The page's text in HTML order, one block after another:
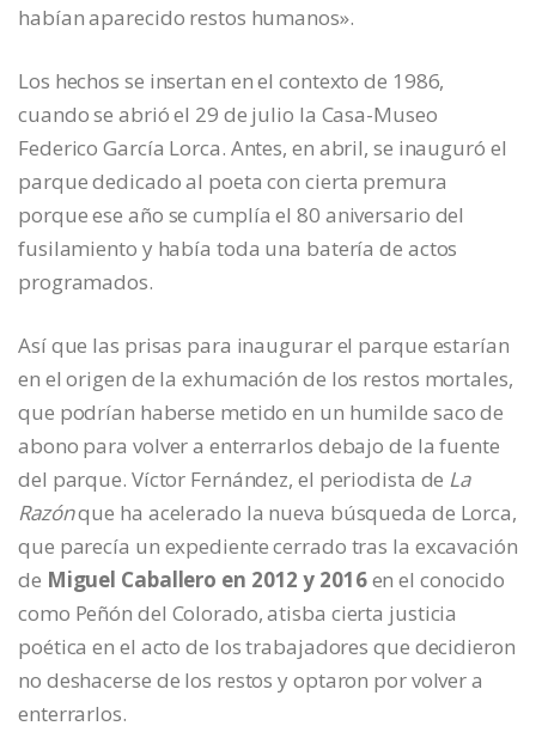
habían aparecido restos humanos».
Los hechos se insertan en el contexto de 1986,
cuando se abrió el 29 de julio la Casa-Museo
Federico García Lorca. Antes, en abril, se inauguró el
parque dedicado al poeta con cierta premura
porque ese año se cumplía el 80 aniversario del
fusilamiento y había toda una batería de actos
programados.
Así que las prisas para inaugurar el parque estarían
en el origen de la exhumación de los restos mortales,
que podrían haberse metido en un humilde saco de
abono para volver a enterrarlos debajo de la fuente
del parque. Víctor Fernández, el periodista de La
Razónque ha acelerado la nueva búsqueda de Lorca,
que parecía un expediente cerrado tras la excavación
de Miguel Caballero en 2012 y 2016en el conocido
como Peñón del Colorado, atisba cierta justicia
poética en el acto de los trabajadores que decidieron
no deshacerse de los restos y optaron por volver a
enterrarlos.